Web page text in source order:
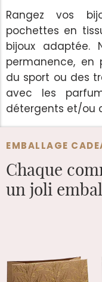
EMBALLAGE
Chaque
un joli
Rangez vos
pochettes en
bijoux adaptée.
permanence, en
du sport ou des
avec les
détergents et/ou